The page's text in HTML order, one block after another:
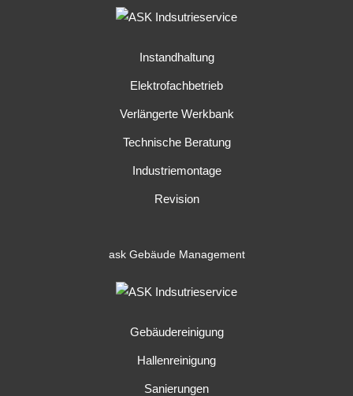
Instandhaltung
Elektrofachbetrieb
Verlängerte Werkbank
Technische Beratung
Industriemontage
Revision
askGebäude Management
Gebäudereinigung
Hallenreinigung
Sanierungen